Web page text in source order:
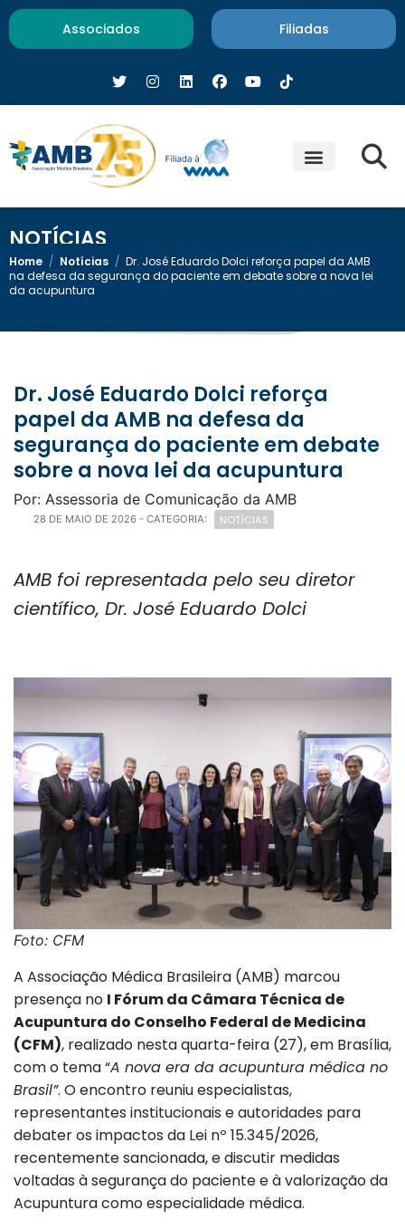
Associados Filiadas
NOTÍCIAS
Home / Notícias / Dr. José Eduardo Dolci reforça papel da AMB
na defesa da segurança do paciente em debate sobre a nova lei
da acupuntura
Dr. José Eduardo Dolci reforça
papel da AMB na defesa da
segurança do paciente em debate
sobre a nova lei da acupuntura
Por: Assessoria de Comunicação da AMB
28 DE MAIO DE 2026 - CATEGORIA: NOTÍCIAS
AMB foi representada pelo seu diretor
científico, Dr. José Eduardo Dolci
Foto: CFM
A Associação Médica Brasileira (AMB) marcou
presença no I Fórum da Câmara Técnica de
Acupuntura do Conselho Federal de Medicina
(CFM), realizado nesta quarta-feira (27), em Brasília,
com o tema “A nova era da acupuntura médica no
Brasil”. O encontro reuniu especialistas,
representantes institucionais e autoridades para
debater os impactos da Lei nº 15.345/2026,
recentemente sancionada, e discutir medidas
voltadas à segurança do paciente e à valorização da
Acupuntura como especialidade médica.